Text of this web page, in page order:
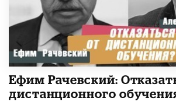
Ефим Рачевский:
дистанционного